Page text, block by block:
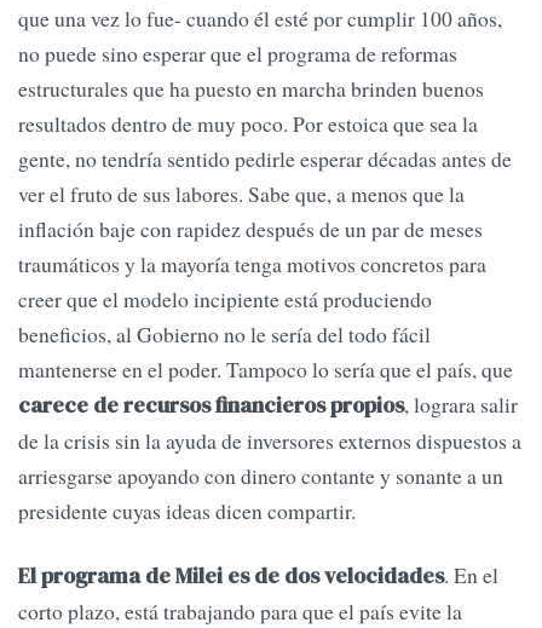
que una vez lo fue- cuando él esté por cumplir 100 años,
no puede sino esperar que el programa de reformas
estructurales que ha puesto en marcha brinden buenos
resultados dentro de muy poco. Por estoica que sea la
gente, no tendría sentido pedirle esperar décadas antes de
ver el fruto de sus labores. Sabe que, a menos que la
inflación baje con rapidez después de un par de meses
traumáticos y la mayoría tenga motivos concretos para
creer que el modelo incipiente está produciendo
beneficios, al Gobierno no le sería del todo fácil
mantenerse en el poder. Tampoco lo sería que el país, que
carece de recursos financieros propios, lograra salir
de la crisis sin la ayuda de inversores externos dispuestos a
arriesgarse apoyando con dinero contante y sonante a un
presidente cuyas ideas dicen compartir.
El programa de Milei es de dos velocidades. En el
corto plazo, está trabajando para que el país evite la